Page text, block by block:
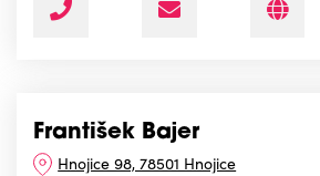
František Bajer
Hnojice 98, 78501 Hnojice